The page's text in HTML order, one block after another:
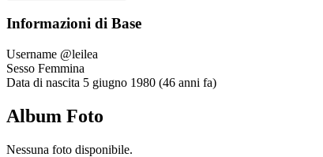
Informazioni di Base
Username @leilea
Sesso Femmina
Data di nascita 5 giugno 1980 (46 anni fa)
Album Foto
Nessuna foto disponibile.